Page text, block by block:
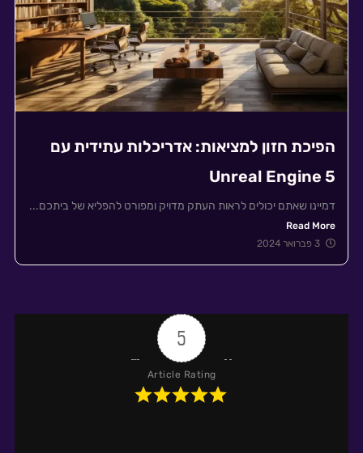
הפיכת חזון למציאות: אדריכלות עתידית עם
Unreal Engine 5
דמיינו שאתם יכולים לראות העתק מדויק ומפורט להפליא של ביתכם...
Read More
3 פברואר 2024
5
Article Rating